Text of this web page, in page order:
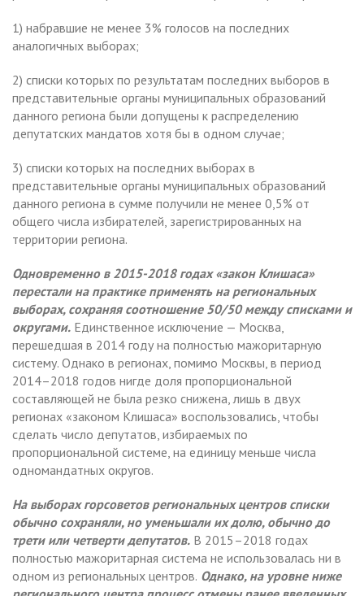
1) набравшие не менее 3% голосов на последних
аналогичных выборах;
2) списки которых по результатам последних выборов в
представительные органы муниципальных образований
данного региона были допущены к распределению
депутатских мандатов хотя бы в одном случае;
3) списки которых на последних выборах в
представительные органы муниципальных образований
данного региона в сумме получили не менее 0,5% от
общего числа избирателей, зарегистрированных на
территории региона.
Одновременно в 2015-2018 годах «закон Клишаса»
перестали на практике применять на региональных
выборах, сохраняя соотношение 50/50 между списками и
округами. Единственное исключение — Москва,
перешедшая в 2014 году на полностью мажоритарную
систему. Однако в регионах, помимо Москвы, в период
2014–2018 годов нигде доля пропорциональной
составляющей не была резко снижена, лишь в двух
регионах «законом Клишаса» воспользовались, чтобы
сделать число депутатов, избираемых по
пропорциональной системе, на единицу меньше числа
одномандатных округов.
На выборах горсоветов региональных центров списки
обычно сохраняли, но уменьшали их долю, обычно до
трети или четверти депутатов. В 2015–2018 годах
полностью мажоритарная система не использовалась ни в
одном из региональных центров. Однако, на уровне ниже